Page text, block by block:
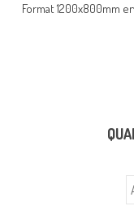
Format 1200x800mm